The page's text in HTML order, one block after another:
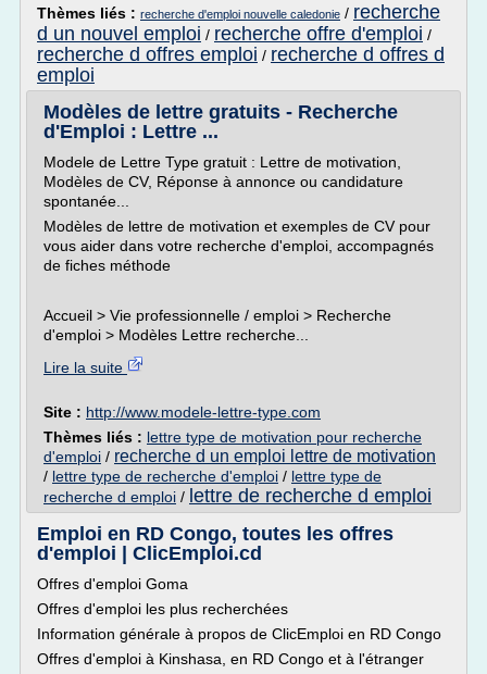
Thèmes liés : recherche d'emploi nouvelle caledonie / recherche
d un nouvel emploi / recherche offre d'emploi /
recherche d offres emploi / recherche d offres d
emploi
Modèles de lettre gratuits - Recherche
d'Emploi : Lettre ...
Modele de Lettre Type gratuit : Lettre de motivation,
Modèles de CV, Réponse à annonce ou candidature
spontanée...
Modèles de lettre de motivation et exemples de CV pour
vous aider dans votre recherche d'emploi, accompagnés
de fiches méthode
Accueil > Vie professionnelle / emploi > Recherche
d'emploi > Modèles Lettre recherche...
Lire la suite
Site : http://www.modele-lettre-type.com
Thèmes liés : lettre type de motivation pour recherche
d'emploi / recherche d un emploi lettre de motivation
/ lettre type de recherche d'emploi / lettre type de
recherche d emploi / lettre de recherche d emploi
Emploi en RD Congo, toutes les offres
d'emploi | ClicEmploi.cd
Offres d'emploi Goma
Offres d'emploi les plus recherchées
Information générale à propos de ClicEmploi en RD Congo
Offres d'emploi à Kinshasa, en RD Congo et à l'étranger